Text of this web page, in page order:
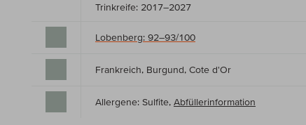
Trinkreife: 2017–2027
Lobenberg: 92–93/100
Frankreich, Burgund, Cote d'Or
Allergene: Sulfite, Abfüllerinformation